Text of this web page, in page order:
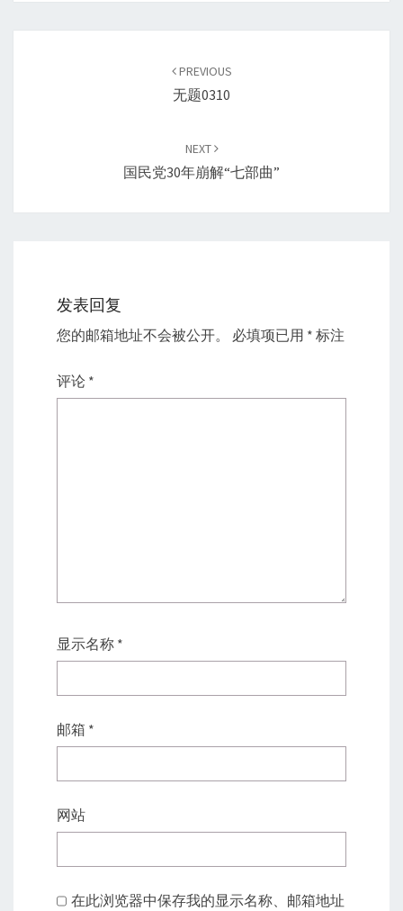
PREVIOUS
无题0310
NEXT
国民党30年崩解“七部曲”
发表回复
您的邮箱地址不会被公开。 必填项已用 * 标注
评论 *
显示名称 *
邮箱 *
网站
在此浏览器中保存我的显示名称、邮箱地址